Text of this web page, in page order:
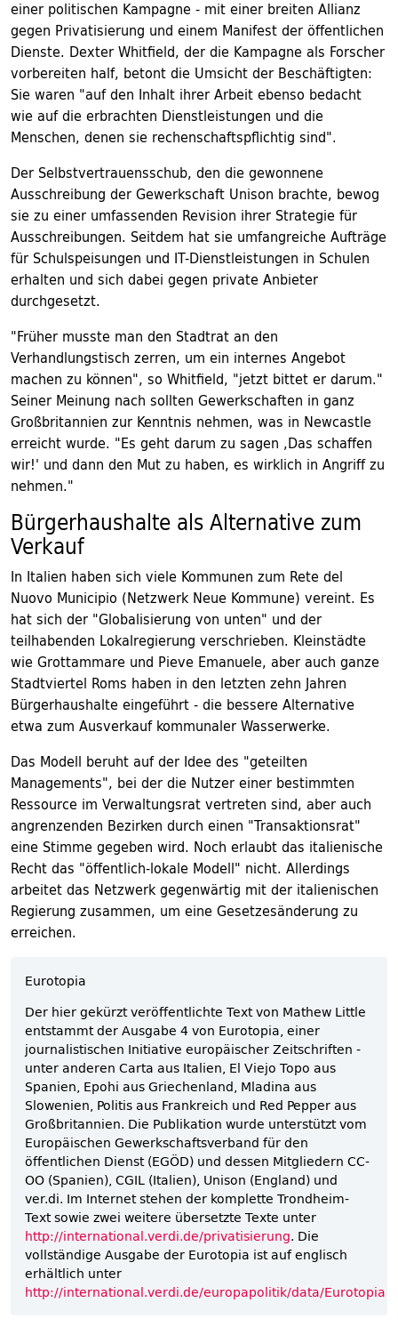
einer politischen Kampagne - mit einer breiten Allianz
gegen Privatisierung und einem Manifest der öffentlichen
Dienste. Dexter Whitfield, der die Kampagne als Forscher
vorbereiten half, betont die Umsicht der Beschäftigten:
Sie waren "auf den Inhalt ihrer Arbeit ebenso bedacht
wie auf die erbrachten Dienstleistungen und die
Menschen, denen sie rechenschaftspflichtig sind".
Der Selbstvertrauensschub, den die gewonnene
Ausschreibung der Gewerkschaft Unison brachte, bewog
sie zu einer umfassenden Revision ihrer Strategie für
Ausschreibungen. Seitdem hat sie umfangreiche Aufträge
für Schulspeisungen und IT-Dienstleistungen in Schulen
erhalten und sich dabei gegen private Anbieter
durchgesetzt.
"Früher musste man den Stadtrat an den
Verhandlungstisch zerren, um ein internes Angebot
machen zu können", so Whitfield, "jetzt bittet er darum."
Seiner Meinung nach sollten Gewerkschaften in ganz
Großbritannien zur Kenntnis nehmen, was in Newcastle
erreicht wurde. "Es geht darum zu sagen ,Das schaffen
wir!' und dann den Mut zu haben, es wirklich in Angriff zu
nehmen."
Bürgerhaushalte als Alternative zum
Verkauf
In Italien haben sich viele Kommunen zum Rete del
Nuovo Municipio (Netzwerk Neue Kommune) vereint. Es
hat sich der "Globalisierung von unten" und der
teilhabenden Lokalregierung verschrieben. Kleinstädte
wie Grottammare und Pieve Emanuele, aber auch ganze
Stadtviertel Roms haben in den letzten zehn Jahren
Bürgerhaushalte eingeführt - die bessere Alternative
etwa zum Ausverkauf kommunaler Wasserwerke.
Das Modell beruht auf der Idee des "geteilten
Managements", bei der die Nutzer einer bestimmten
Ressource im Verwaltungsrat vertreten sind, aber auch
angrenzenden Bezirken durch einen "Transaktionsrat"
eine Stimme gegeben wird. Noch erlaubt das italienische
Recht das "öffentlich-lokale Modell" nicht. Allerdings
arbeitet das Netzwerk gegenwärtig mit der italienischen
Regierung zusammen, um eine Gesetzesänderung zu
erreichen.
Eurotopia
Der hier gekürzt veröffentlichte Text von Mathew Little
entstammt der Ausgabe 4 von Eurotopia, einer
journalistischen Initiative europäischer Zeitschriften -
unter anderen Carta aus Italien, El Viejo Topo aus
Spanien, Epohi aus Griechenland, Mladina aus
Slowenien, Politis aus Frankreich und Red Pepper aus
Großbritannien. Die Publikation wurde unterstützt vom
Europäischen Gewerkschaftsverband für den
öffentlichen Dienst (EGÖD) und dessen Mitgliedern CC-
OO (Spanien), CGIL (Italien), Unison (England) und
ver.di. Im Internet stehen der komplette Trondheim-
Text sowie zwei weitere übersetzte Texte unter
http://international.verdi.de/privatisierung. Die
vollständige Ausgabe der Eurotopia ist auf englisch
erhältlich unter
http://international.verdi.de/europapolitik/data/Eurotopia